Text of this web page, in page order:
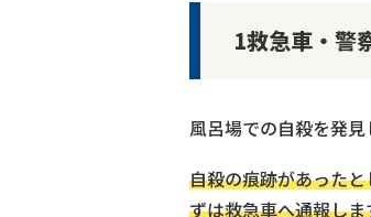
1救急車・警
風呂場での自殺を発見
自殺の痕跡があった
ずは救急車へ通報しま